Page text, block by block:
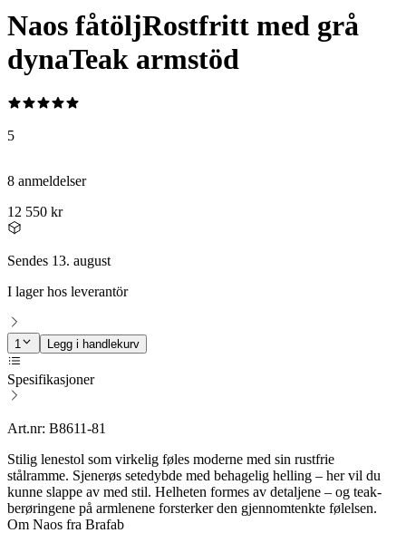
Naos fåtöljRostfritt med grå
dynaTeak armstöd
5
8 anmeldelser
12 550 kr
Sendes 13. august
I lager hos leverantör
1 Legg i handlekurv
Spesifikasjoner
Art.nr: B8611-81
Stilig lenestol som virkelig føles moderne med sin rustfrie
stålramme. Sjenerøs setedybde med behagelig helling – her vil du
kunne slappe av med stil. Helheten formes av detaljene – og teak-
berøringene på armlenene forsterker den gjennomtenkte følelsen.
Om Naos fra Brafab